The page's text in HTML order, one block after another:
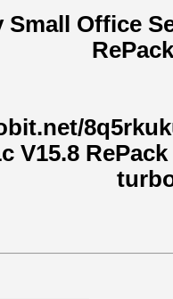
Office
V15.8